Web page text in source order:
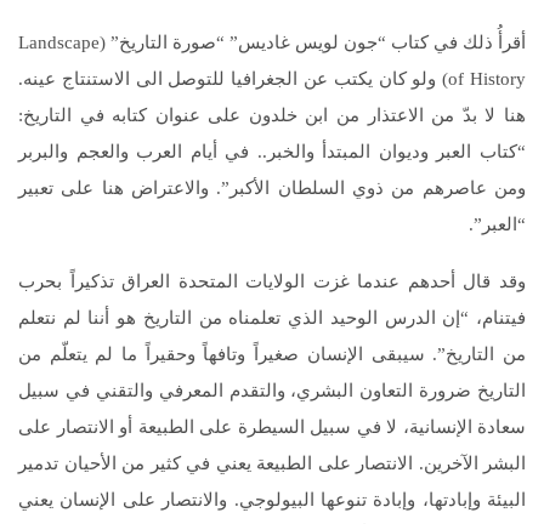
أقرأُ ذلك في كتاب “جون لويس غاديس” “صورة التاريخ” (Landscape
of History) ولو كان يكتب عن الجغرافيا للتوصل الى الاستنتاج عينه.
هنا لا بدّ من الاعتذار من ابن خلدون على عنوان كتابه في التاريخ:
“كتاب العبر وديوان المبتدأ والخبر.. في أيام العرب والعجم والبربر
ومن عاصرهم من ذوي السلطان الأكبر”. والاعتراض هنا على تعبير
“العبر”.
وقد قال أحدهم عندما غزت الولايات المتحدة العراق تذكيراً بحرب
فيتنام، “إن الدرس الوحيد الذي تعلمناه من التاريخ هو أننا لم نتعلم
من التاريخ”. سيبقى الإنسان صغيراً وتافهاً وحقيراً ما لم يتعلّم من
التاريخ ضرورة التعاون البشري، والتقدم المعرفي والتقني في سبيل
سعادة الإنسانية، لا في سبيل السيطرة على الطبيعة أو الانتصار على
البشر الآخرين. الانتصار على الطبيعة يعني في كثير من الأحيان تدمير
البيئة وإبادتها، وإبادة تنوعها البيولوجي. والانتصار على الإنسان يعني